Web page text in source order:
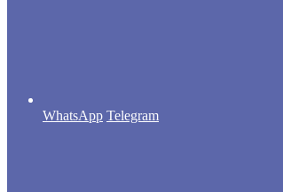
WhatsApp Telegram